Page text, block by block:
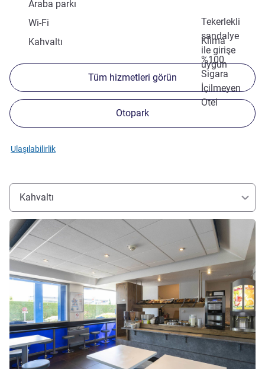
Araba parkı
Tekerlekli
sandalye
ile girişe
uygun
Wi-Fi
Klima
Kahvaltı
%100
Sigara
İçilmeyen
Otel
Tüm hizmetleri görün
Otopark
Ulaşılabilirlik
Kahvaltı
Ayrıntıları göster